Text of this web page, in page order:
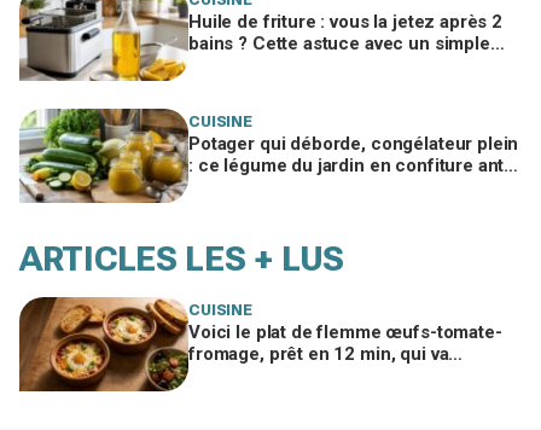
Huile de friture : vous la jetez après 2
bains ? Cette astuce avec un simple
CUISINE
Potager qui déborde, congélateur plein
: ce légume du jardin en confiture anti-
ARTICLES LES + LUS
CUISINE
Voici le plat de flemme œufs-tomate-
fromage, prêt en 12 min, qui va